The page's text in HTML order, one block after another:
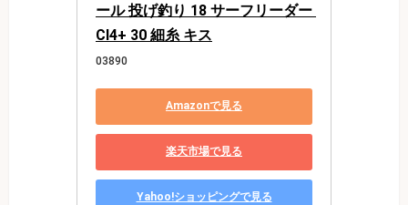
ール 投げ釣り 18 サーフリーダー
CI4+ 30 細糸 キス
03890
Amazonで見る
楽天市場で見る
Yahoo!ショッピングで見る